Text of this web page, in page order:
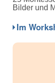
ratings
Bilder und
Im